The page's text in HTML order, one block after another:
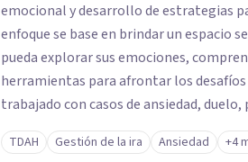
emocional y desarrollo de estrategias
enfoque se base en brindar un espacio
pueda explorar sus emociones,
herramientas para afrontar los desafíos de su vida. A lo largo de
trabajado con casos de ansiedad,
regulación emocional y TDAH. Mi
calidad de vida a través de un proceso
TDAH Gestión de la ira Ansiedad +4